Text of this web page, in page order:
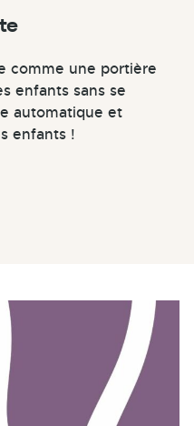
comme une portière
enfants sans se
automatique et
enfants !